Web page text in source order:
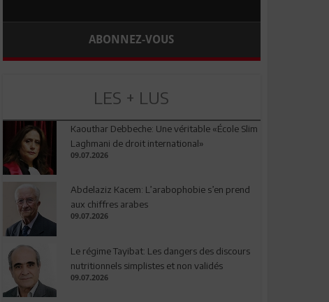
ABONNEZ-VOUS
LES + LUS
Kaouthar Debbeche: Une véritable «École Slim
Laghmani de droit international»
09.07.2026
Abdelaziz Kacem: L’arabophobie s’en prend
aux chiffres arabes
09.07.2026
Le régime Tayibat: Les dangers des discours
nutritionnels simplistes et non validés
09.07.2026